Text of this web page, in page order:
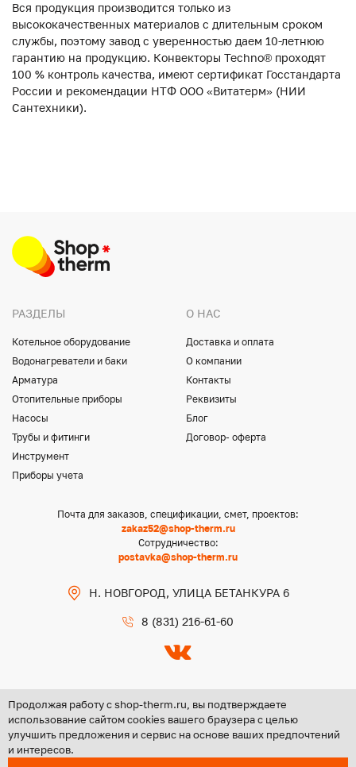
Вся продукция производится только из
высококачественных материалов с длительным сроком
службы, поэтому завод с уверенностью даем 10-летнюю
гарантию на продукцию. Конвекторы Techno® проходят
100 % контроль качества, имеют сертификат Госстандарта
России и рекомендации НТФ ООО «Витатерм» (НИИ
Сантехники).
РАЗДЕЛЫ
Котельное оборудование
Водонагреватели и баки
Арматура
Отопительные приборы
Насосы
Трубы и фитинги
Инструмент
Приборы учета
О НАС
Доставка и оплата
О компании
Контакты
Реквизиты
Блог
Договор- оферта
Почта для заказов, спецификации, смет, проектов:
zakaz52@shop-therm.ru
Сотрудничество:
postavka@shop-therm.ru
Н. НОВГОРОД, УЛИЦА БЕТАНКУРА 6
8 (831) 216-61-60
Copyright @ 2026 ООО «ЦЕНТР ГРУПП НН»
Политика конфиденциальности
Продолжая работу с shop-therm.ru, вы подтверждаете
использование сайтом cookies вашего браузера с целью
улучшить предложения и сервис на основе ваших предпочтений
и интересов.